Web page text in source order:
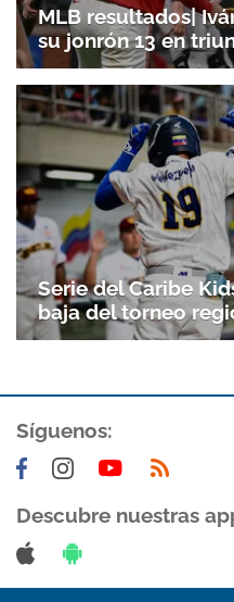
MLB resultados|
su jonrón 13 en
Serie del Caribe
baja del torneo
Síguenos:
Descubre nuestras